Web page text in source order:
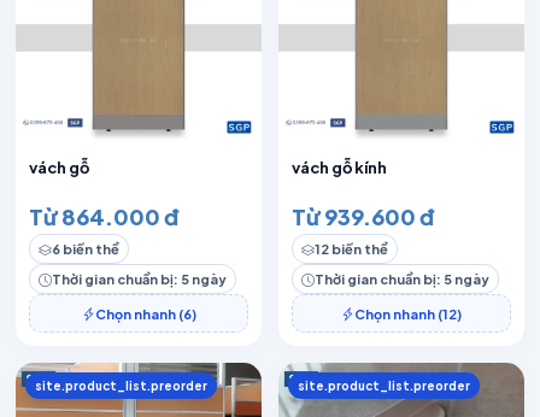
vách gỗ
Từ 864.000 đ
6 biến thể
Thời gian chuẩn bị: 5 ngày
Chọn nhanh (6)
vách gỗ kính
Từ 939.600 đ
12 biến thể
Thời gian chuẩn bị: 5 ngày
Chọn nhanh (12)
site.product_list.preorder site.product_list.preorder